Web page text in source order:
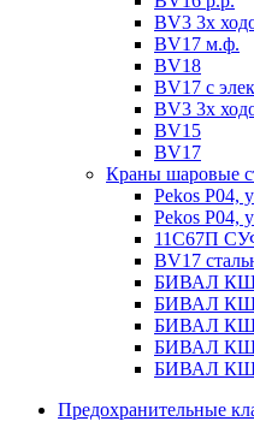
BV3 3х
BV17 м.ф.
BV18
BV17 с
BV3 3х
BV15
BV17
Краны шаровые
Pekos P04,
Pekos P04,
11С67П
BV17
БИВАЛ КШГ
БИВАЛ КШТ
БИВАЛ
БИВАЛ
БИВАЛ
Предохранительные